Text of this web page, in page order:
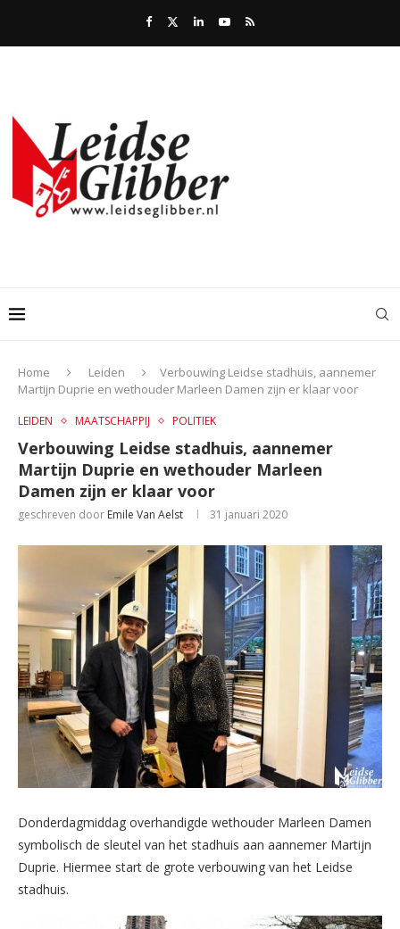
Home Leiden
Verbouwing Leidse stadhuis, aannemer
Martijn Duprie en wethouder Marleen Damen zijn er klaar voor
LEIDEN MAATSCHAPPIJ POLITIEK
Verbouwing Leidse stadhuis, aannemer
Martijn Duprie en wethouder Marleen
Damen zijn er klaar voor
geschreven door Emile Van Aelst 31 januari 2020
Donderdagmiddag overhandigde wethouder Marleen Damen
symbolisch de sleutel van het stadhuis aan aannemer Martijn
Duprie. Hiermee start de grote verbouwing van het Leidse
stadhuis.